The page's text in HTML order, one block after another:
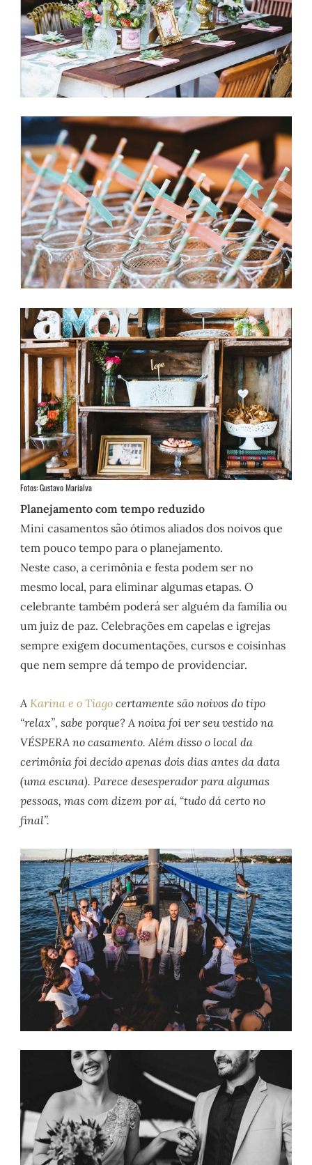
Fotos: Gustavo Marialva
Planejamento com tempo reduzido
Mini casamentos são ótimos aliados dos noivos que
tem pouco tempo para o planejamento.
Neste caso, a cerimônia e festa podem ser no
mesmo local, para eliminar algumas etapas. O
celebrante também poderá ser alguém da família ou
um juiz de paz. Celebrações em capelas e igrejas
sempre exigem documentações, cursos e coisinhas
que nem sempre dá tempo de providenciar.
AKarina e o Tiago certamente são noivos do tipo
“relax”, sabe porque? A noiva foi ver seu vestido na
VÉSPERA no casamento. Além disso o local da
cerimônia foi decido apenas dois dias antes da data
(uma escuna). Parece desesperador para algumas
pessoas, mas com dizem por aí, “tudo dá certo no
final”.